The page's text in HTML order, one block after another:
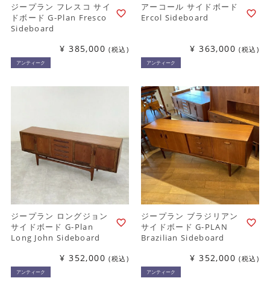
ジープラン フレスコ サイ
ドボード G-Plan Fresco
Sideboard
¥ 385,000 税込
アンティーク
アーコール サイドボード
Ercol Sideboard
¥ 363,000 税込
アンティーク
ジープラン ロングジョン
サイドボード G-Plan
Long John Sideboard
¥ 352,000 税込
アンティーク
ジープラン ブラジリアン
サイドボード G-PLAN
Brazilian Sideboard
¥ 352,000 税込
アンティーク